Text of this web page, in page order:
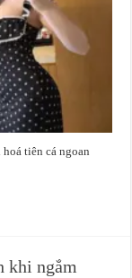
tiên cá ngoan
khi ngắm